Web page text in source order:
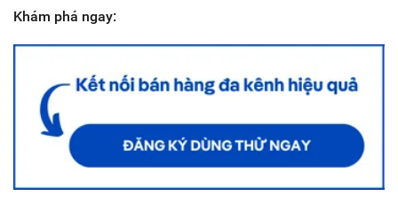
Khám phá ngay: